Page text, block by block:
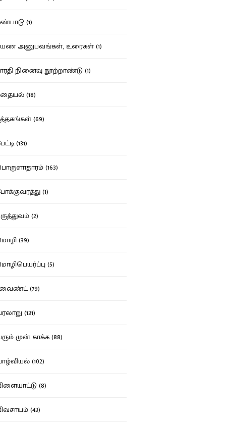
(1)
அனுபவங்கள், உரைகள் (1)
நினைவு நூற்றாண்டு (1)
(18)
(69)
(131)
(163)
(1)
(2)
(39)
(5)
(79)
(131)
முன் காக்க (88)
(102)
(8)
(43)